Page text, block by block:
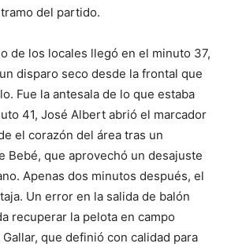
del partido.
de los locales llegó en el minuto 37,
disparo seco desde la frontal que
Fue la antesala de lo que estaba
41, José Albert abrió el marcador
el corazón del área tras un
Bebé, que aprovechó un desajuste
Apenas dos minutos después, el
Un error en la salida de balón
recuperar la pelota en campo
que definió con calidad para